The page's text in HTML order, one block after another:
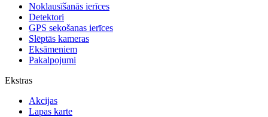
Noklausīšanās ierīces
Detektori
GPS sekošanas ierīces
Slēptās kameras
Eksāmeniem
Pakalpojumi
Ekstras
Akcijas
Lapas karte